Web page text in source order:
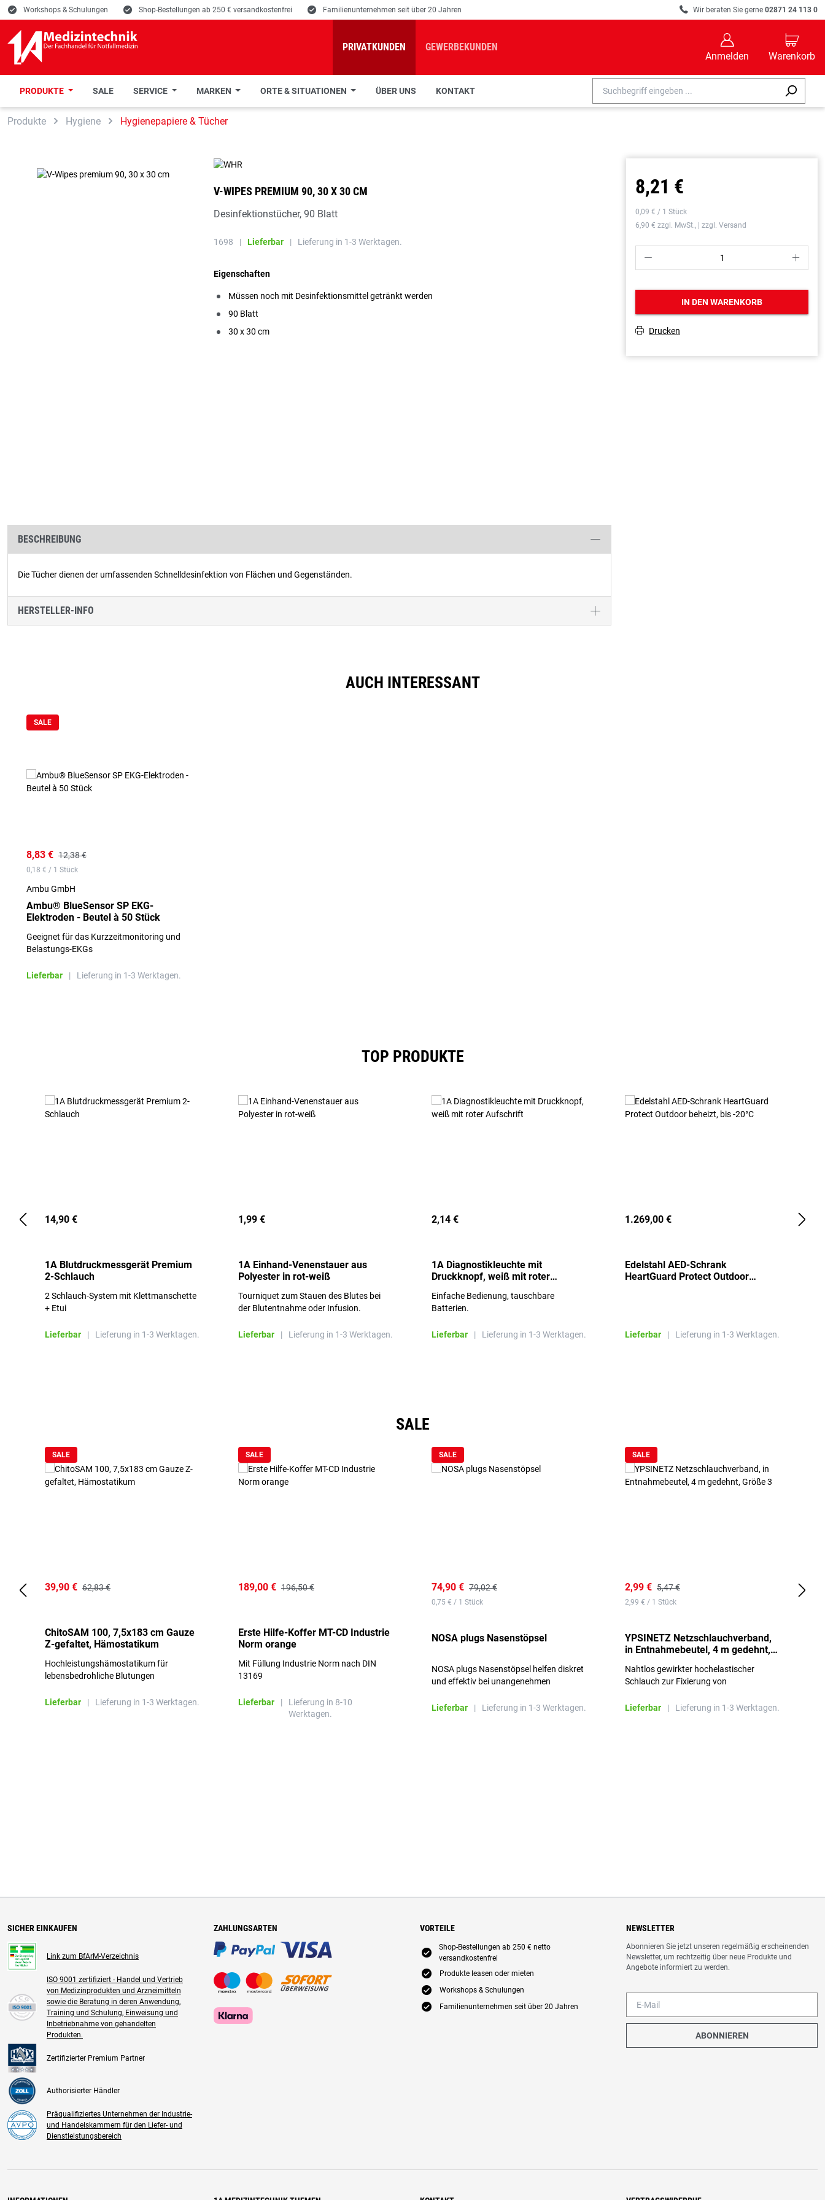
Zur Suche springen
Zur Hauptnavigation springen
E Workshops & Schulungen E Shop-Bestellungen ab 250 € versandkostenfrei E Familienunternehmen seit über 20 Jahren R Wir beraten Sie gerne 02871 24 113 0
PRIVATKUNDEN GEWERBEKUNDEN
B
Anmelden
C
Warenkorb
PRODUKTE SALE SERVICE MARKEN ORTE & SITUATIONEN ÜBER UNS KONTAKT
Produkte Hygiene Hygienepapiere & Tücher
V-WIPES PREMIUM 90, 30 X 30 CM
Desinfektionstücher, 90 Blatt
1698 | Lieferbar | Lieferung in 1-3 Werktagen.
Eigenschaften
Müssen noch mit Desinfektionsmittel getränkt werden
90 Blatt
30 x 30 cm
BESCHREIBUNG
Die Tücher dienen der umfassenden Schnelldesinfektion von Flächen und Gegenständen.
HERSTELLER-INFO
8,21 €
0,09 € / 1 Stück
6,90 € zzgl. MwSt., | zzgl. Versand
P S
IN DEN WARENKORB
T Drucken
AUCH INTERESSANT
SALE
8,83 € 12,38 €
0,18 € / 1 Stück
Ambu GmbH
Ambu® BlueSensor SP EKG-
Elektroden - Beutel à 50 Stück
Geeignet für das Kurzzeitmonitoring und
Belastungs-EKGs
Lieferbar | Lieferung in 1-3 Werktagen.
TOP PRODUKTE
14,90 €
1A Blutdruckmessgerät Premium
2-Schlauch
2 Schlauch-System mit Klettmanschette
+ Etui
Lieferbar | Lieferung in 1-3 Werktagen.
1,99 €
1A Einhand-Venenstauer aus
Polyester in rot-weiß
Tourniquet zum Stauen des Blutes bei
der Blutentnahme oder Infusion.
Lieferbar | Lieferung in 1-3 Werktagen.
2,14 €
1A Diagnostikleuchte mit
Druckknopf, weiß mit roter
Einfache Bedienung, tauschbare
Batterien.
Lieferbar | Lieferung in 1-3 Werktagen.
1.269,00 €
Edelstahl AED-Schrank
HeartGuard Protect Outdoor
Lieferbar | Lieferung in 1-3 Werktagen.
SALE
SALE
39,90 € 62,83 €
ChitoSAM 100, 7,5x183 cm Gauze
Z-gefaltet, Hämostatikum
Hochleistungshämostatikum für
lebensbedrohliche Blutungen
Lieferbar | Lieferung in 1-3 Werktagen.
SALE
189,00 € 196,50 €
Erste Hilfe-Koffer MT-CD Industrie
Norm orange
Mit Füllung Industrie Norm nach DIN
13169
Lieferbar |
Lieferung in 8-10
Werktagen.
SALE
74,90 € 79,02 €
0,75 € / 1 Stück
NOSA plugs Nasenstöpsel
NOSA plugs Nasenstöpsel helfen diskret
und effektiv bei unangenehmen
beeinträchtigen.
Lieferbar | Lieferung in 1-3 Werktagen.
SALE
2,99 € 5,47 €
2,99 € / 1 Stück
YPSINETZ Netzschlauchverband,
in Entnahmebeutel, 4 m gedehnt,
Nahtlos gewirkter hochelastischer
Schlauch zur Fixierung von
Lieferbar
| Lieferung in 1-3 Werktagen.
SICHER EINKAUFEN
Link zum BfArM-Verzeichnis
ISO 9001 zertifiziert - Handel und Vertrieb
von Medizinprodukten und Arzneimitteln
sowie die Beratung in deren Anwendung,
Training und Schulung, Einweisung und
Inbetriebnahme von gehandelten
Produkten.
Zertifizierter Premium Partner
Authorisierter Händler
Präqualifiziertes Unternehmen der Industrie-
und Handelskammern für den Liefer- und
Dienstleistungsbereich
ZAHLUNGSARTEN VORTEILE
E
Shop-Bestellungen ab 250 € netto
versandkostenfrei
E Produkte leasen oder mieten
E Workshops & Schulungen
E Familienunternehmen seit über 20 Jahren
NEWSLETTER
Abonnieren Sie jetzt unseren regelmäßig erscheinenden
Newsletter, um rechtzeitig über neue Produkte und
Angebote informiert zu werden.
ABONNIEREN